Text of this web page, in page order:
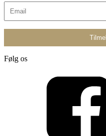
Følg os